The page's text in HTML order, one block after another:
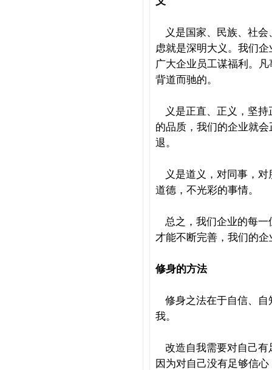
义是国家、民族、社
虑就是深明大义。我们
广大企业员工谋福利。
背道而驰的。
义是正直、正义，坚
的品质，我们的企业就
退。
义是道义，对同事，
道德，不光彩的事情。
总之，我们企业的每
才能不断完善，我们的
修身的方法
修身之法在于自信、
我。
改造自我需要对自己
因为对自己没有足够信